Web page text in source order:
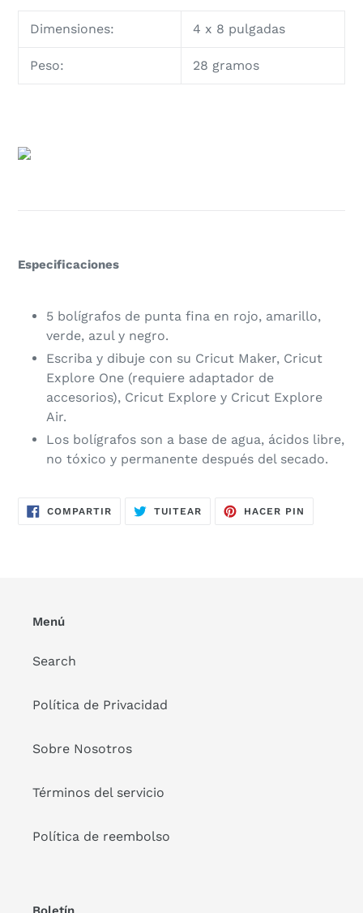
Dimensiones: 4 x 8 pulgadas
Peso: 28 gramos
Especificaciones
5 bolígrafos de punta fina en rojo, amarillo,
verde, azul y negro.
Escriba y dibuje con su Cricut Maker, Cricut
Explore One (requiere adaptador de
accesorios), Cricut Explore y Cricut Explore
Air.
Los bolígrafos son a base de agua, ácidos libre,
no tóxico y permanente después del secado.
COMPARTIRCOMPARTIRTUITEAR TUITEARHACER PIN
Menú
Search
Política de Privacidad
Sobre Nosotros
Términos del servicio
Política de reembolso